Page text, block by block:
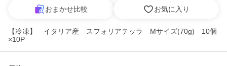
おまかせ比較 お気に入り
【冷凍】 イタリア産 スフォリアテッラ Mサイズ(70g) 10個
×10P